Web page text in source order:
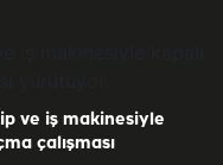
ve iş makinesiyle
çalışması